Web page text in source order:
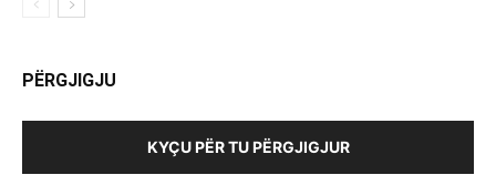
PËRGJIGJU
KYÇU PËR TU PËRGJIGJUR